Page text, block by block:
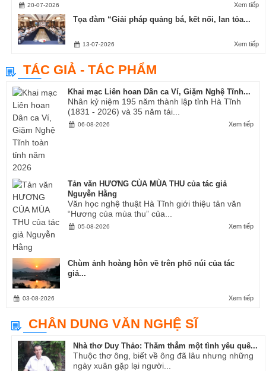
Xem tiếp
20-07-2026
Tọa đàm “Giải pháp quảng bá, kết nối, lan tỏa...
Xem tiếp
13-07-2026
TÁC GIẢ - TÁC PHẨM
Khai mạc Liên hoan Dân ca Ví, Giặm Nghệ Tĩnh...
Nhân kỷ niệm 195 năm thành lập tỉnh Hà Tĩnh
(1831 - 2026) và 35 năm tái...
Xem tiếp
06-08-2026
Tản văn HƯƠNG CỦA MÙA THU của tác giả
Nguyễn Hằng
Văn học nghệ thuật Hà Tĩnh giới thiệu tản văn
“Hương của mùa thu” của...
Xem tiếp
05-08-2026
Chùm ảnh hoàng hôn về trên phố núi của tác
giả...
Xem tiếp
03-08-2026
CHÂN DUNG VĂN NGHỆ SĨ
Nhà thơ Duy Thảo: Thăm thẳm một tình yêu quê...
Thuộc thơ ông, biết về ông đã lâu nhưng những
ngày xuân gặp lại người...